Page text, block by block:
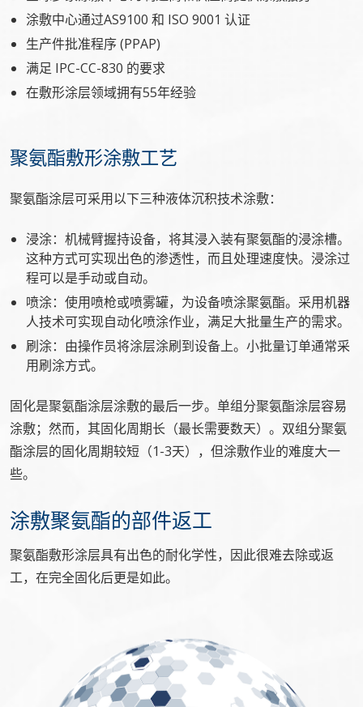
涂敷中心通过AS9100 和 ISO 9001 认证
生产件批准程序 (PPAP)
满足 IPC-CC-830 的要求
在敷形涂层领域拥有55年经验
聚氨酯敷形涂敷工艺
聚氨酯涂层可采用以下三种液体沉积技术涂敷：
浸涂：机械臂握持设备，将其浸入装有聚氨酯的浸涂槽。
这种方式可实现出色的渗透性，而且处理速度快。浸涂过
程可以是手动或自动。
喷涂：使用喷枪或喷雾罐，为设备喷涂聚氨酯。采用机器
人技术可实现自动化喷涂作业，满足大批量生产的需求。
刷涂：由操作员将涂层涂刷到设备上。小批量订单通常采
用刷涂方式。
固化是聚氨酯涂层涂敷的最后一步。单组分聚氨酯涂层容易
涂敷；然而，其固化周期长（最长需要数天）。双组分聚氨
酯涂层的固化周期较短（1-3天），但涂敷作业的难度大一
些。
涂敷聚氨酯的部件返工
聚氨酯敷形涂层具有出色的耐化学性，因此很难去除或返
工，在完全固化后更是如此。